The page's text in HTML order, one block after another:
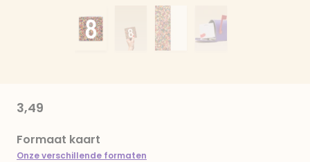
3,49
Formaat kaart
Onze verschillende formaten